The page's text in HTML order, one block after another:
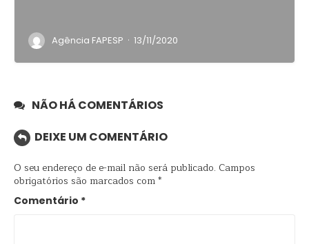
Agência FAPESP · 13/11/2020
NÃO HÁ COMENTÁRIOS
DEIXE UM COMENTÁRIO
O seu endereço de e-mail não será publicado. Campos
obrigatórios são marcados com*
Comentário *